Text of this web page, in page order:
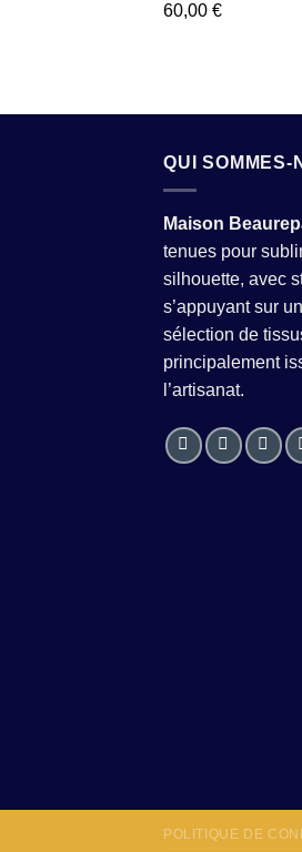
60,00 €
QUI SOMMES-
Maison
tenues pour
silhouette, avec
s’appuyant sur
sélection de
principalement
l’artisanat.
POLITIQUE DE